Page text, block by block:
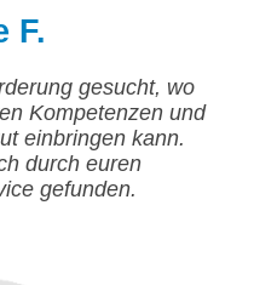
F.
gesucht, wo
Kompetenzen und
einbringen kann.
durch euren
gefunden.